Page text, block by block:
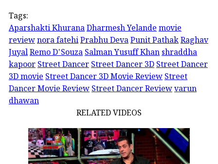
Tags:
Aparshakti KhuranaDharmesh Yelandemovie
reviewnora fatehiPrabhu DevaPunit PathakRaghav
JuyalRemo D'SouzaSalman Yusuff Khanshraddha
kapoorStreet DancerStreet Dancer 3DStreet Dancer
3D movieStreet Dancer 3D Movie ReviewStreet
Dancer Movie ReviewStreet Dancer Reviewvarun
dhawan
RELATED VIDEOS